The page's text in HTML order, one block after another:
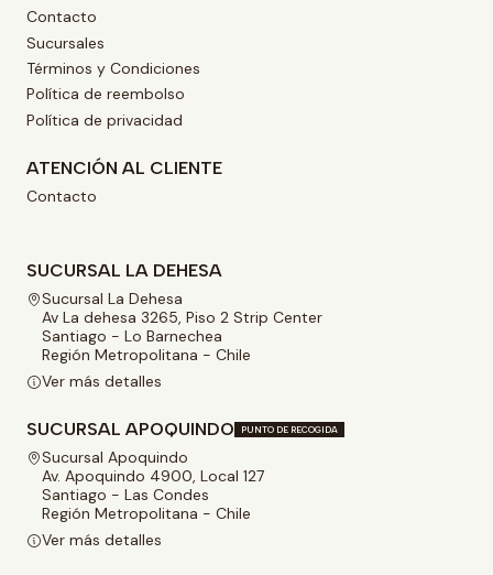
Contacto
Sucursales
Términos y Condiciones
Política de reembolso
Política de privacidad
ATENCIÓN AL CLIENTE
Contacto
SUCURSAL LA DEHESA
Sucursal La Dehesa
Av La dehesa 3265, Piso 2 Strip Center
Santiago - Lo Barnechea
Región Metropolitana - Chile
Ver más detalles
SUCURSAL APOQUINDO PUNTO DE RECOGIDA
Sucursal Apoquindo
Av. Apoquindo 4900, Local 127
Santiago - Las Condes
Región Metropolitana - Chile
Ver más detalles